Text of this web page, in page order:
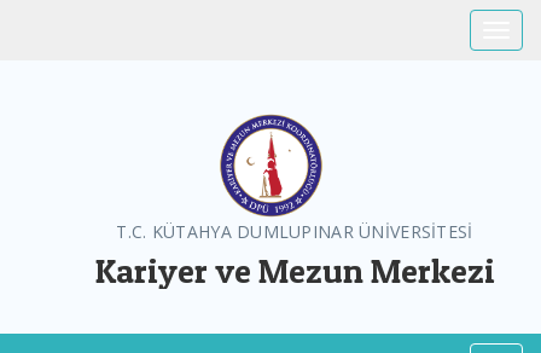
T.C. KÜTAHYA DUMLUPINAR ÜNİVERSİTESİ
Kariyer ve Mezun Merkezi